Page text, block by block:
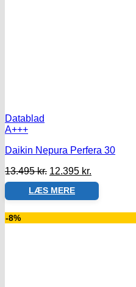
Datablad
A+++
Daikin Nepura Perfera 30
13.495kr. Den
oprindelige
pris
var:
13.495 kr..
12.395 kr.
aktuelle
er:
12.395 kr..
LÆS MERE
-8%